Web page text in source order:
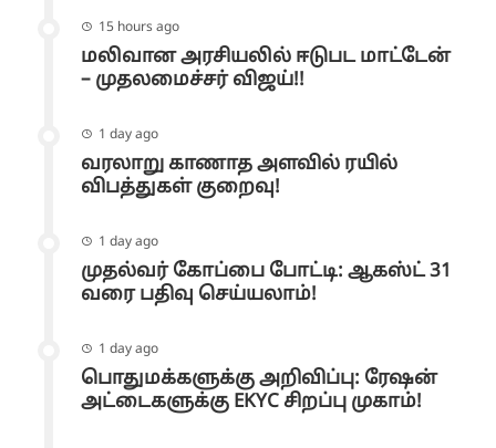
15 hours ago
மலிவான அரசியலில் ஈடுபட மாட்டேன்
– முதலமைச்சர் விஜய்!!
1 day ago
வரலாறு காணாத அளவில் ரயில்
விபத்துகள் குறைவு!
1 day ago
முதல்வர் கோப்பை போட்டி: ஆகஸ்ட் 31
வரை பதிவு செய்யலாம்!
1 day ago
பொதுமக்களுக்கு அறிவிப்பு: ரேஷன்
அட்டைகளுக்கு EKYC சிறப்பு முகாம்!